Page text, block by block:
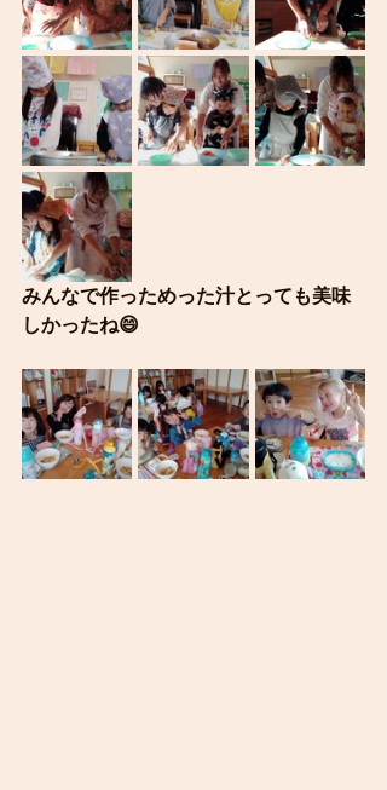
みんなで作っためった汁とっても美味
しかったね😄